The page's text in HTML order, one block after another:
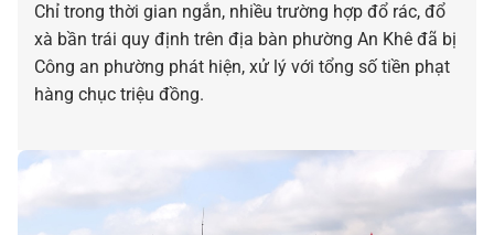
Chỉ trong thời gian ngắn, nhiều trường hợp đổ rác, đổ
xà bần trái quy định trên địa bàn phường An Khê đã bị
Công an phường phát hiện, xử lý với tổng số tiền phạt
hàng chục triệu đồng.